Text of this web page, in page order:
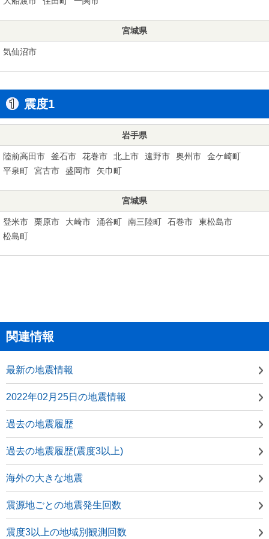
宮城県
気仙沼市
震度1
岩手県
陸前高田市 釜石市 花巻市 北上市 遠野市 奥州市
金ケ崎町
平泉町
宮古市 盛岡市 矢巾町
宮城県
登米市 栗原市 大崎市 涌谷町 南三陸町 石巻市
東松島市
松島町
関連情報
最新の地震情報
2022年02月25日の地震情報
過去の地震履歴
過去の地震履歴(震度3以上)
海外の大きな地震
震源地ごとの地震発生回数
震度3以上の地域別観測回数